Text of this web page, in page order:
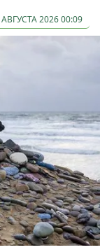
АВГУСТА 2026 00:09